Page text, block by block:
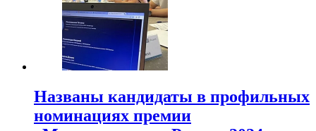
Названы кандидаты в профильных
номинациях премии